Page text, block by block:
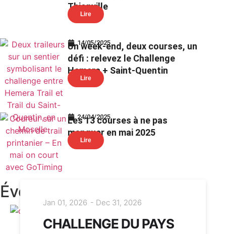
Thionville
Lire
14/05/2025
Un week-end, deux courses, un
défi : relevez le Challenge
Hemera + Saint-Quentin
Lire
24/04/2025
Les 13 courses à ne pas
manquer en mai 2025
Lire
Événements similaires
Jan 01, 2026 - Dec 31, 2026
CHALLENGE DU PAYS